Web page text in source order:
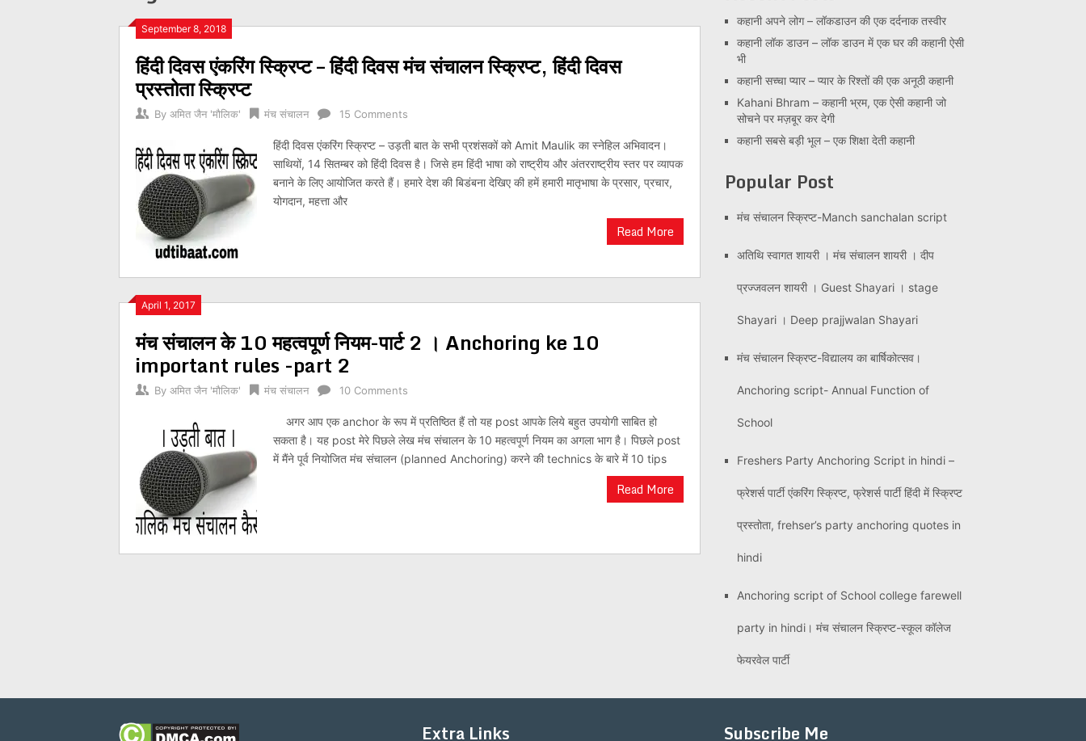
September 8, 2018
हिंदी दिवस एंकरिंग स्क्रिप्ट – हिंदी दिवस मंच संचालन स्क्रिप्ट, हिंदी दिवस
प्रस्तोता स्क्रिप्ट
By अमित जैन 'मौलिक' मंच संचालन 15 Comments
हिंदी दिवस एंकरिंग स्क्रिप्ट – उड़ती बात के सभी प्रशंसकों को Amit Maulik का स्नेहिल अभिवादन।
साथियों, 14 सितम्बर को हिंदी दिवस है। जिसे हम हिंदी भाषा को राष्ट्रीय और अंतरराष्ट्रीय स्तर पर व्यापक
बनाने के लिए आयोजित करते हैं। हमारे देश की बिडंबना देखिए की हमें हमारी मातृभाषा के प्रसार, प्रचार,
योगदान, महत्ता और
Read More
April 1, 2017
मंच संचालन के 10 महत्वपूर्ण नियम-पार्ट 2 । Anchoring ke 10
important rules -part 2
By अमित जैन 'मौलिक' मंच संचालन 10 Comments
अगर आप एक anchor के रूप में प्रतिष्ठित हैं तो यह post आपके लिये बहुत उपयोगी साबित हो
सकता है। यह post मेरे पिछले लेख मंच संचालन के 10 महत्वपूर्ण नियम का अगला भाग है। पिछले post
में मैंने पूर्व नियोजित मंच संचालन (planned Anchoring) करने की technics के बारे में 10 tips
Read More
Posts
navigation
कहानी अपने लोग – लॉकडाउन की एक दर्दनाक तस्वीर
कहानी लॉक डाउन – लॉक डाउन में एक घर की कहानी ऐसी
भी
कहानी सच्चा प्यार – प्यार के रिश्तों की एक अनूठी कहानी
Kahani Bhram – कहानी भ्रम, एक ऐसी कहानी जो
सोचने पर मज़बूर कर देगी
कहानी सबसे बड़ी भूल – एक शिक्षा देती कहानी
Popular Post
मंच संचालन स्क्रिप्ट-Manch sanchalan script
अतिथि स्वागत शायरी । मंच संचालन शायरी । दीप
प्रज्जवलन शायरी । Guest Shayari । stage
Shayari । Deep prajjwalan Shayari
मंच संचालन स्क्रिप्ट-विद्यालय का बार्षिकोत्सव।
Anchoring script- Annual Function of
School
Freshers Party Anchoring Script in hindi –
फ्रेशर्स पार्टी एंकरिंग स्क्रिप्ट, फ्रेशर्स पार्टी हिंदी में स्क्रिप्ट
प्रस्तोता, frehser’s party anchoring quotes in
hindi
Anchoring script of School college farewell
party in hindi। मंच संचालन स्क्रिप्ट-स्कूल कॉलेज
फेयरवेल पार्टी
Extra Links Subscribe Me